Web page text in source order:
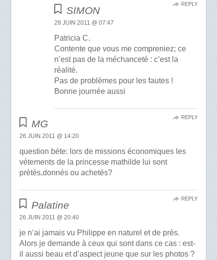
SIMON
28 JUIN 2011 @ 07:47
Patricia C.
Contente que vous me compreniez; ce
n’est pas de la méchanceté : c’est la
réalité.
Pas de problèmes pour les fautes !
Bonne journée aussi
REPLY
MG
26 JUIN 2011 @ 14:20
question béte: lors de missions économiques les
vétements de la princesse mathilde lui sont
prétés,donnés ou achetés?
REPLY
Palatine
26 JUIN 2011 @ 20:40
je n’ai jamais vu Philippe en naturel et de près.
Alors je demande à ceux qui sont dans ce cas : est-
il aussi beau et d’aspect jeune que sur les photos ?
REPLY